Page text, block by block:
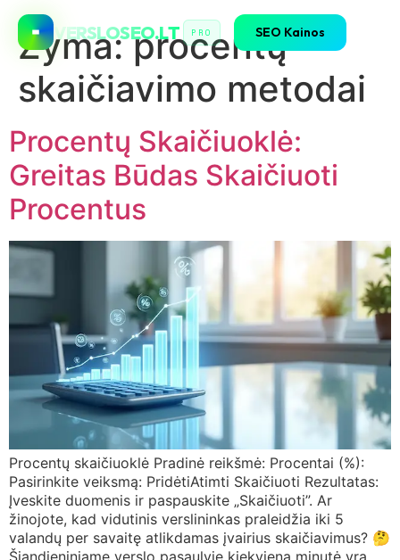
VERSLOSEO.LT PRO SEO Kainos
Žyma:procentų
skaičiavimo metodai
Procentų Skaičiuoklė:
Greitas Būdas Skaičiuoti
Procentus
Procentų skaičiuoklė Pradinė reikšmė: Procentai (%):
Pasirinkite veiksmą: PridėtiAtimti Skaičiuoti Rezultatas:
Įveskite duomenis ir paspauskite „Skaičiuoti”. Ar
žinojote, kad vidutinis verslininkas praleidžia iki 5
valandų per savaitę atlikdamas įvairius skaičiavimus? 🤔
Šiandieniniame verslo pasaulyje kiekviena minutė yra